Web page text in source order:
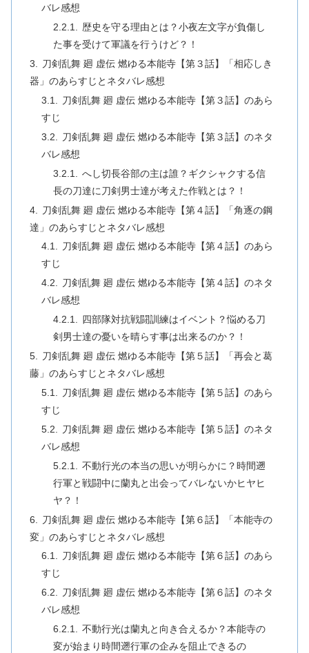
バレ感想
歴史を守る理由とは？小夜左文字が負傷し
た事を受けて軍議を行うけど？！
刀剣乱舞 廻 虚伝 燃ゆる本能寺【第３話】「相応しき
器」のあらすじとネタバレ感想
刀剣乱舞 廻 虚伝 燃ゆる本能寺【第３話】のあら
すじ
刀剣乱舞 廻 虚伝 燃ゆる本能寺【第３話】のネタ
バレ感想
へし切長谷部の主は誰？ギクシャクする信
長の刀達に刀剣男士達が考えた作戦とは？！
刀剣乱舞 廻 虚伝 燃ゆる本能寺【第４話】「角逐の鋼
達」のあらすじとネタバレ感想
刀剣乱舞 廻 虚伝 燃ゆる本能寺【第４話】のあら
すじ
刀剣乱舞 廻 虚伝 燃ゆる本能寺【第４話】のネタ
バレ感想
四部隊対抗戦闘訓練はイベント？悩める刀
剣男士達の憂いを晴らす事は出来るのか？！
刀剣乱舞 廻 虚伝 燃ゆる本能寺【第５話】「再会と葛
藤」のあらすじとネタバレ感想
刀剣乱舞 廻 虚伝 燃ゆる本能寺【第５話】のあら
すじ
刀剣乱舞 廻 虚伝 燃ゆる本能寺【第５話】のネタ
バレ感想
不動行光の本当の思いが明らかに？時間遡
行軍と戦闘中に蘭丸と出会ってバレないかヒヤヒ
ヤ？！
刀剣乱舞 廻 虚伝 燃ゆる本能寺【第６話】「本能寺の
変」のあらすじとネタバレ感想
刀剣乱舞 廻 虚伝 燃ゆる本能寺【第６話】のあら
すじ
刀剣乱舞 廻 虚伝 燃ゆる本能寺【第６話】のネタ
バレ感想
不動行光は蘭丸と向き合えるか？本能寺の
変が始まり時間遡行軍の企みを阻止できるの